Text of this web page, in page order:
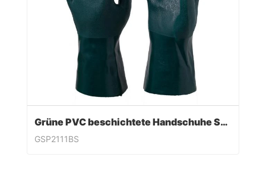
Grüne PVC beschichtete Handschuhe Sandy Finish
GSP2111BS